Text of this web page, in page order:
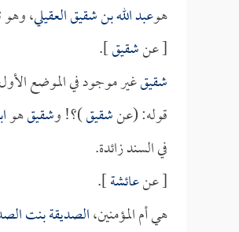
هوعبد الله بن شقيق العقيلي، وهو
[ عنشقيق].
شقيقغير موجود في الموضع
قوله: (عنشقيق)؟! وشقيقهو
في السند زائدة.
[ عنعائشة].
هي أم المؤمنين،الصديقة بنت